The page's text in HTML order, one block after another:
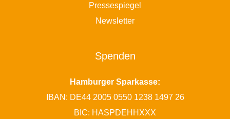
Pressespiegel
Newsletter
Spenden
Hamburger Sparkasse:
IBAN: DE44 2005 0550 1238 1497 26
BIC: HASPDEHHXXX